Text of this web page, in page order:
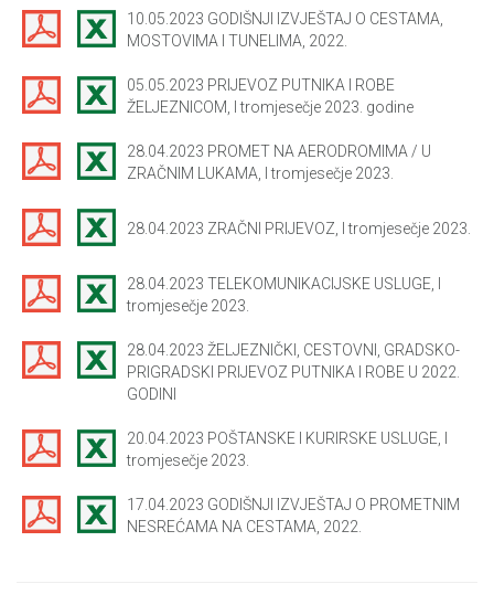
10.05.2023 GODIŠNJI IZVJEŠTAJ O CESTAMA,
MOSTOVIMA I TUNELIMA, 2022.
05.05.2023 PRIJEVOZ PUTNIKA I ROBE
ŽELJEZNICOM, I tromjesečje 2023. godine
28.04.2023 PROMET NA AERODROMIMA / U
ZRAČNIM LUKAMA, I tromjesečje 2023.
28.04.2023 ZRAČNI PRIJEVOZ, I tromjesečje 2023.
28.04.2023 TELEKOMUNIKACIJSKE USLUGE, I
tromjesečje 2023.
28.04.2023 ŽELJEZNIČKI, CESTOVNI, GRADSKO-
PRIGRADSKI PRIJEVOZ PUTNIKA I ROBE U 2022.
GODINI
20.04.2023 POŠTANSKE I KURIRSKE USLUGE, I
tromjesečje 2023.
17.04.2023 GODIŠNJI IZVJEŠTAJ O PROMETNIM
NESREĆAMA NA CESTAMA, 2022.